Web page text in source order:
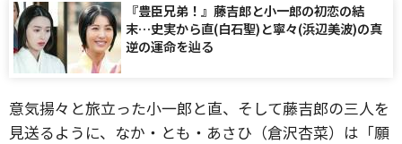
『豊臣兄弟！』藤吉郎と小一郎の初恋の結
末…史実から直(白石聖)と寧々(浜辺美波)の真
逆の運命を辿る
意気揚々と旅立った小一郎と直、そして藤吉郎の三人を
見送るように、なか・とも・あさひ（倉沢杏菜）は「願